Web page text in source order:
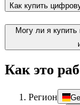
Как купить
Могу ли я
Как это
Регион